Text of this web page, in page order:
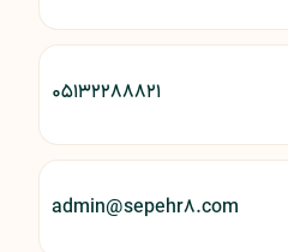
۰۵۱۳۲۲۸۸۸۲۱
admin@sepehr۸.com